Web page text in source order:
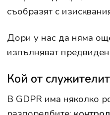
съобразят с
Дори у нас да няма
изпълняват
Кой от
В GDPR има няколко